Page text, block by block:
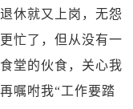
休就又上岗，无怨
忙了，但从没有一
堂的伙食，关心我
嘱咐我“工作要踏